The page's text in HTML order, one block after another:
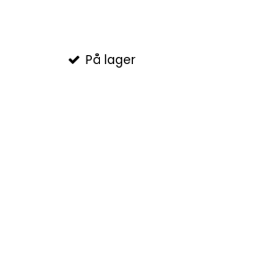
På lager